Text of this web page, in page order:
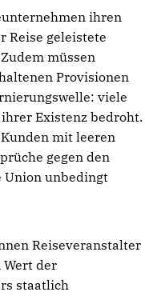
ihren
Reise geleistete
müssen
Provisionen
viele
Existenz bedroht.
mit leeren
gegen den
Union unbedingt
Reiseveranstalter
Wert der
staatlich